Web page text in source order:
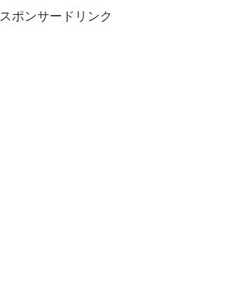
スポンサードリンク